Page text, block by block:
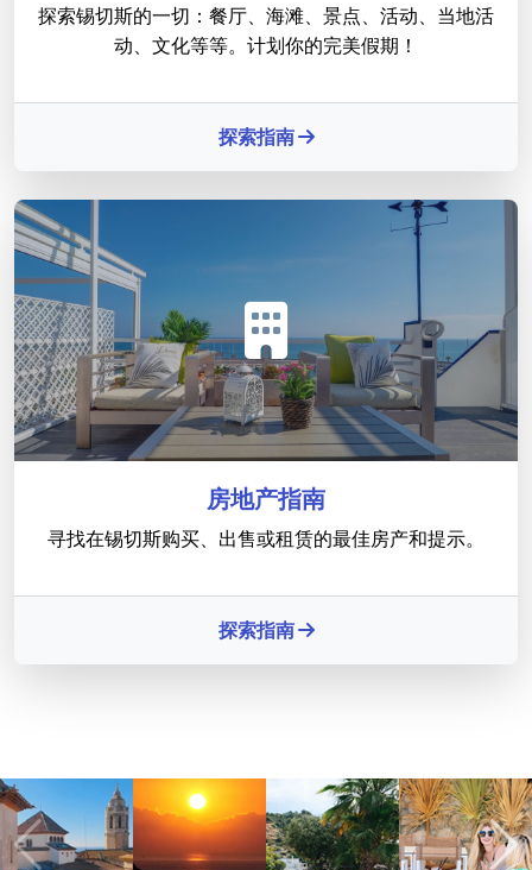
探索锡切斯的一切：餐厅、海滩、景点、活动、当地活
动、文化等等。计划你的完美假期！
探索指南
房地产指南
寻找在锡切斯购买、出售或租赁的最佳房产和提示。
探索指南